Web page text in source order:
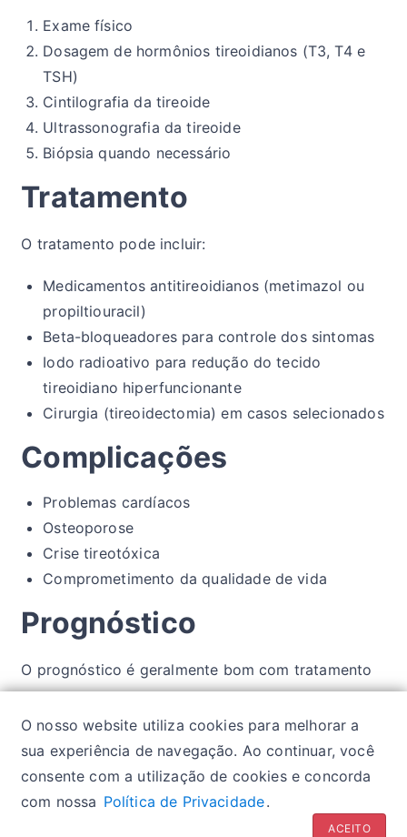
Exame físico
Dosagem de hormônios tireoidianos (T3, T4 e
TSH)
Cintilografia da tireoide
Ultrassonografia da tireoide
Biópsia quando necessário
Tratamento
O tratamento pode incluir:
Medicamentos antitireoidianos (metimazol ou
propiltiouracil)
Beta-bloqueadores para controle dos sintomas
Iodo radioativo para redução do tecido
tireoidiano hiperfuncionante
Cirurgia (tireoidectomia) em casos selecionados
Complicações
Problemas cardíacos
Osteoporose
Crise tireotóxica
Comprometimento da qualidade de vida
Prognóstico
O prognóstico é geralmente bom com tratamento
regular e monitoramento dos níveis hormonais.
Sintomas|
O nosso website utiliza cookies para melhorar a
sua experiência de navegação. Ao continuar, você
consente com a utilização de cookies e concorda
com nossa Política de Privacidade.
ACEITO